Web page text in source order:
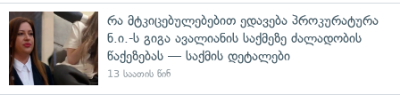
რა მტკიცებულებებით ედავება პროკურატურა
ნ.ი.-ს გიგა ავალიანის საქმეზე ძალადობის
წაქეზებას — საქმის დეტალები
13 საათის წინ